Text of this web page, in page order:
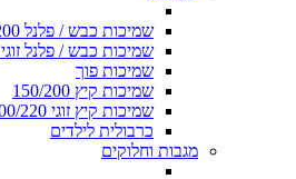
שמיכות כבש / פלנל 150/200
שמיכות כבש / פלנל זוגי 200/220
שמיכות פוך
שמיכות קיץ 150/200
שמיכות קיץ זוגי 200/220
כרבולית לילדים
מגבות וחלוקים